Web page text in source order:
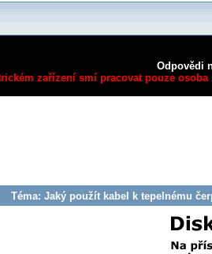
Odpovědi
zařízení smí pracovat pouze
Téma: Jaký použít kabel k tepelnému